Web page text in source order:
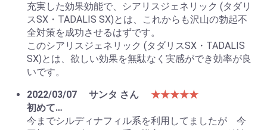
充実した効果効能で、シアリスジェネリック (タダリ
スSX・TADALIS SX)とは、これからも沢山の勃起不
全対策を成功させるはずです。
このシアリスジェネリック (タダリスSX・TADALIS
SX)とは、欲しい効果を無駄なく実感ができ効率が良
いです。
2022/03/07
サンタ さん
★★★★★
初めて…
今までシルディナフィル系を利用してましたが 今